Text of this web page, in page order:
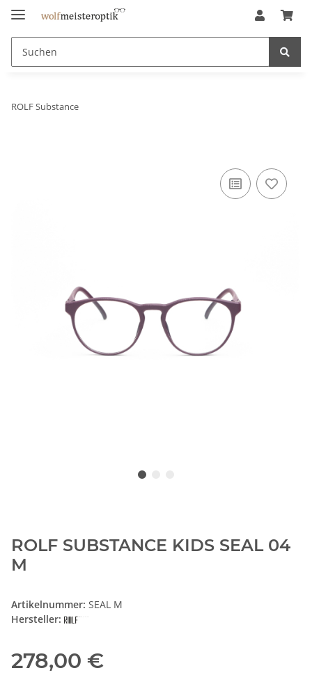
ROLF Substance
ROLF SUBSTANCE KIDS SEAL 04
M
Artikelnummer: SEAL M
Hersteller:
278,00 €